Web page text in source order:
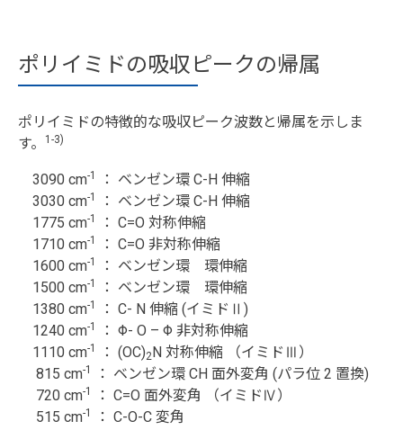
ポリイミドの吸収ピークの帰属
ポリイミドの特徴的な吸収ピーク波数と帰属を示しま
す。
1-3)
3090 cm-1
： ベンゼン環 C-H 伸縮
3030 cm-1
： ベンゼン環 C-H 伸縮
1775 cm-1
： C=O 対称伸縮
1710 cm-1
： C=O 非対称伸縮
1600 cm-1
： ベンゼン環 環伸縮
1500 cm-1
： ベンゼン環 環伸縮
1380 cm-1
： C- N 伸縮 (イミドⅡ)
1240 cm-1
： Φ- O – Φ 非対称伸縮
1110 cm-1 ： (OC)2 N 対称伸縮 （イミドⅢ）
815 cm-1
： ベンゼン環 CH 面外変角 (パラ位 2 置換)
720 cm-1
： C=O 面外変角 （イミドⅣ）
515 cm-1 ： C-O-C 変角